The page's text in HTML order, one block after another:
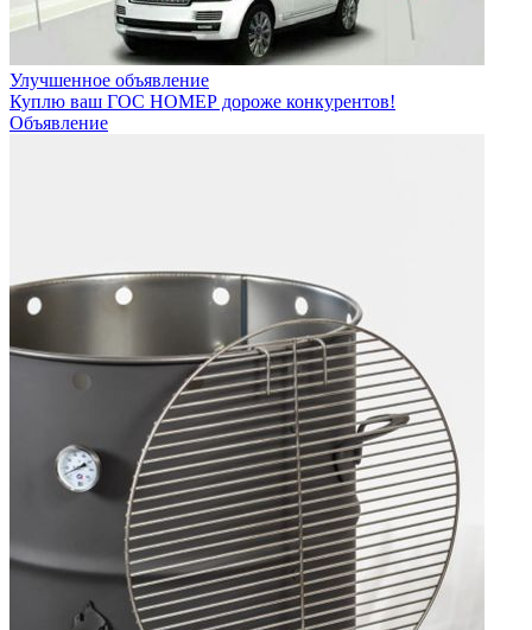
Улучшенное объявление
Куплю ваш ГОС НОМЕР дороже конкурентов!
Объявление